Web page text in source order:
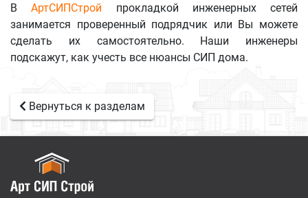
ВАртСИПСтрой прокладкой инженерных сетей
занимается проверенный подрядчик или Вы можете
сделать их самостоятельно. Наши инженеры
подскажут, как учесть все нюансы СИП дома.
Вернуться к разделам